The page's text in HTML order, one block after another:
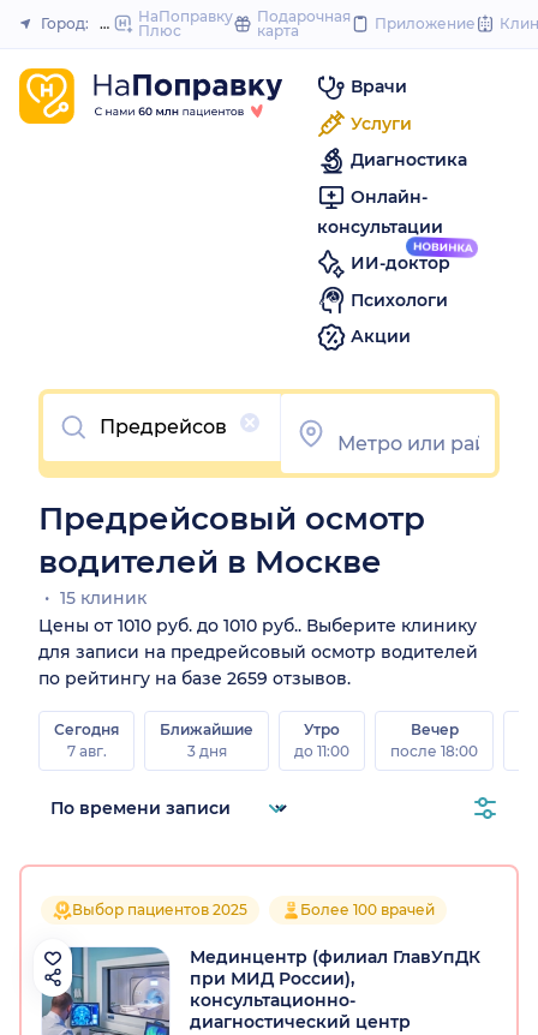
to
Закрыть
Город: МоскваНаПоправку
Плюс
Подарочная
карта
Приложение
Врачи
Услуги
Диагностика
Онлайн-
консультации
ИИ-доктор
Психологи
Акции
Очистить
Предрейсовый осмотр
водителей в Москве
15 клиник
Цены от 1010 руб. до 1010 руб.. Выберите клинику
для записи на предрейсовый осмотр водителей
по рейтингу на базе 2659 отзывов.
Сегодня
7 авг.
Ближайшие
3 дня
Утро
до 11:00
Вечер
после 18:00
Выбор пациентов 2025 Более 100 врачей
Мединцентр (филиал ГлавУпДК
при МИД России),
консультационно-
диагностический центр